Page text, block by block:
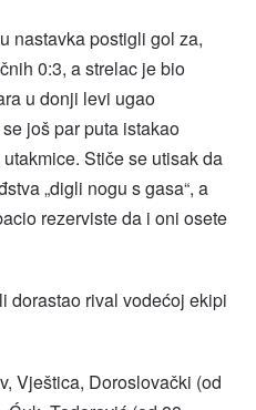
nastavka postigli gol za,
0:3, a strelac je bio
u donji levi ugao
još par puta istakao
Stiče se utisak da
„digli nogu s gasa“, a
rezerviste da i oni osete
dorastao rival vodećoj ekipi
Vještica, Doroslovački (od